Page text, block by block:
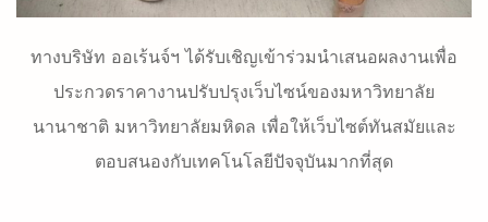
ทางบริษัท ออเร้นจ์ฯ ได้รับเชิญเข้าร่วมนำเสนอผลงานเพื่อ
ประกวดราคางานปรับปรุงเว็บไซน์ของมหาวิทยาลัย
นานาชาติ มหาวิทยาลัยมหิดล เพื่อให้เว็บไซต์ทันสมัยและ
ตอบสนองกับเทคโนโลยีปัจจุบันมากที่สุด